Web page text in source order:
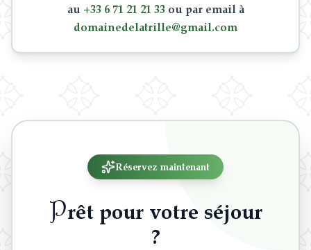
au +33 6 71 21 21 33 ou par email à
domainedelatrille@gmail.com
Réservez maintenant
Prêt pour votre séjour
?